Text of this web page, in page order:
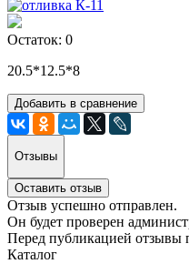
Остаток: 0
20.5*12.5*8
Добавить в сравнение
Отзывы
Оставить отзыв
Отзыв успешно отправлен.
Он будет проверен
Перед публикацией отзывы
Каталог